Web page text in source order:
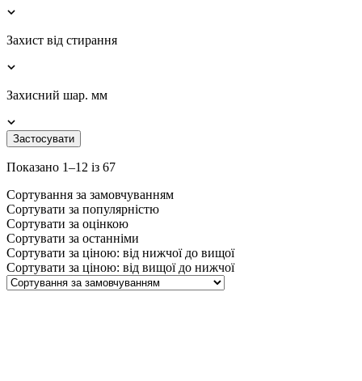
Захист від стирання
Захисний шар. мм
Застосувати
Показано 1–12 із 67
Сортування за замовчуванням
Сортувати за популярністю
Сортувати за оцінкою
Сортувати за останніми
Сортувати за ціною: від нижчої до вищої
Сортувати за ціною: від вищої до нижчої